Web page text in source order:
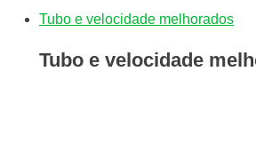
Tubo e velocidade melhorados
Tubo e velocidade